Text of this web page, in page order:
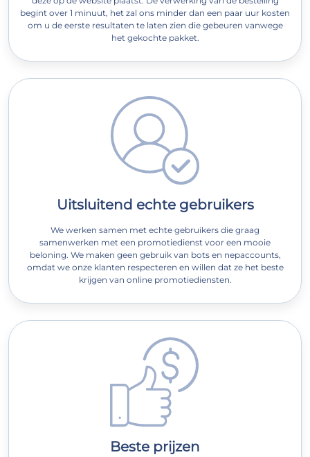
begint over 1 minuut, het zal ons minder dan een paar uur kosten
om u de eerste resultaten te laten zien die gebeuren vanwege
het gekochte pakket.
Uitsluitend echte gebruikers
We werken samen met echte gebruikers die graag
samenwerken met een promotiedienst voor een mooie
beloning. We maken geen gebruik van bots en nepaccounts,
omdat we onze klanten respecteren en willen dat ze het beste
krijgen van online promotiediensten.
Beste prijzen